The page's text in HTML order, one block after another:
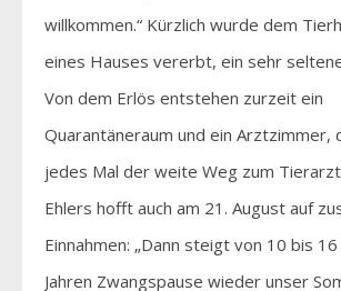
willkommen.“ Kürzlich wurde dem
eines Hauses vererbt, ein sehr
Von dem Erlös entstehen zurzeit ein
Quarantäneraum und ein Arztzimmer,
jedes Mal der weite Weg zum
Ehlers hofft auch am 21. August auf
Einnahmen: „Dann steigt von 10 bis
Jahren Zwangspause wieder unser